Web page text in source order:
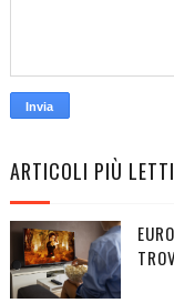
ARTICOLI PIÙ LETTI